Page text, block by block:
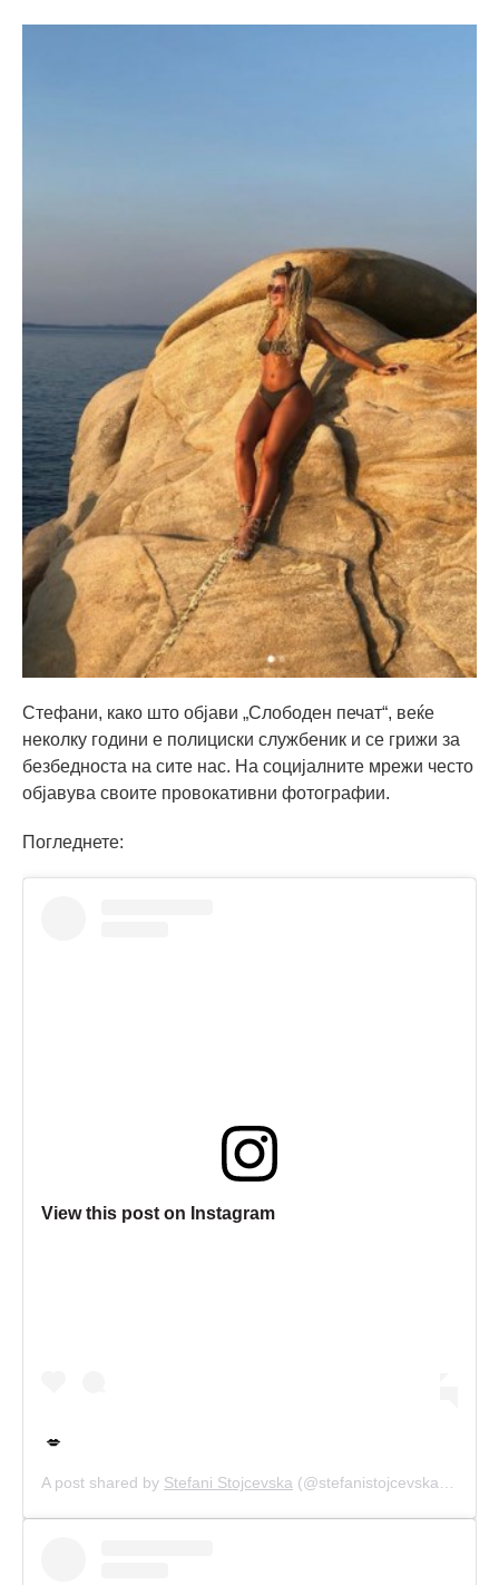
Стефани, како што објави „Слободен печат“, веќе
неколку години е полициски службеник и се грижи за
безбедноста на сите нас. На социјалните мрежи често
објавува своите провокативни фотографии.
Погледнете:
View this post on Instagram
💋
A post shared by Stefani Stojcevska (@stefanistojcevska) on